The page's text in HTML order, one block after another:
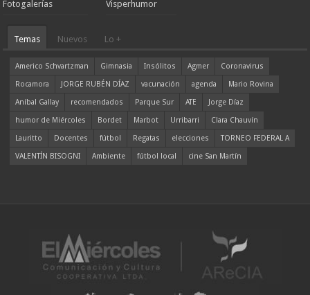
Fotogalerías Visperhumor
Temas Nuevos Lo +
Americo Schvartzman Gimnasia Insólitos Agmer
Coronavirus
Rocamora
JORGE RUBÉN DÍAZ vacunación agenda
Mario Rovina
Aníbal Gallay
recomendados Parque Sur ATE
Jorge Díaz
humor de Miércoles
Bordet Marbot Urribarri
Clara Chauvín
Lauritto
Docentes fútbol Regatas elecciones
TORNEO FEDERAL A
VALENTÍN BISOGNI
Ambiente fútbol local cine San Martín